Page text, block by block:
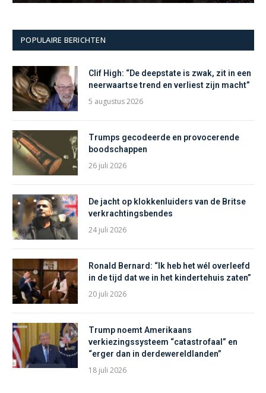
POPULAIRE BERICHTEN
Clif High: “De deepstate is zwak, zit in een
neerwaartse trend en verliest zijn macht”
5 augustus 2026
Trumps gecodeerde en provocerende
boodschappen
26 juli 2026
De jacht op klokkenluiders van de Britse
verkrachtingsbendes
24 juli 2026
Ronald Bernard: “Ik heb het wél overleefd
in de tijd dat we in het kindertehuis zaten”
20 juli 2026
Trump noemt Amerikaans
verkiezingssysteem “catastrofaal” en
“erger dan in derdewereldlanden”
18 juli 2026